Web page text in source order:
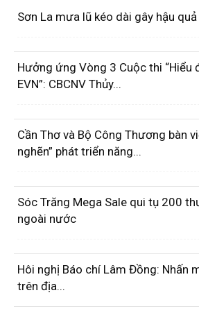
Sơn La mưa lũ kéo dài gây hậu
Hưởng ứng Vòng 3 Cuộc thi “Hiểu
EVN”: CBCNV Thủy...
Cần Thơ và Bộ Công Thương bàn
nghẽn” phát triển năng...
Sóc Trăng Mega Sale qui tụ 200
ngoài nước
Hôi nghị Báo chí Lâm Đồng: Nhấn
trên địa...